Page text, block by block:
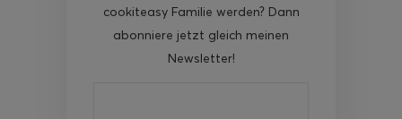
cookiteasy Familie werden? Dann
abonniere jetzt gleich meinen
Newsletter!